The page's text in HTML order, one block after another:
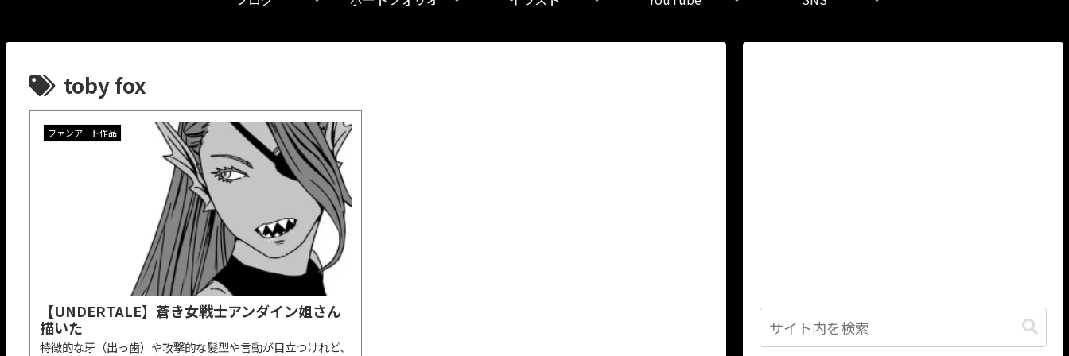
toby fox
ファンアート作品
【UNDERTALE】蒼き女戦士アンダイン姐さん
描いた
特徴的な牙（出っ歯）や攻撃的な髪型や言動が目立つけれど、